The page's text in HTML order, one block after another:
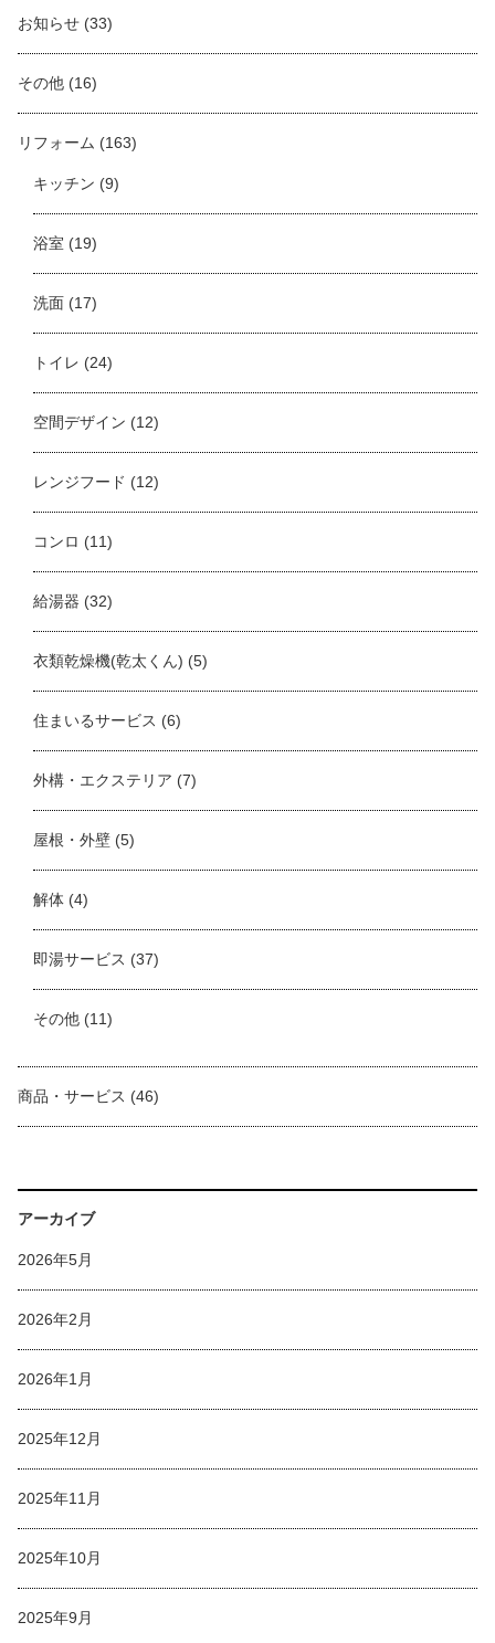
お知らせ (33)
その他 (16)
リフォーム (163)
キッチン (9)
浴室 (19)
洗面 (17)
トイレ (24)
空間デザイン (12)
レンジフード (12)
コンロ (11)
給湯器 (32)
衣類乾燥機(乾太くん) (5)
住まいるサービス (6)
外構・エクステリア (7)
屋根・外壁 (5)
解体 (4)
即湯サービス (37)
その他 (11)
商品・サービス (46)
アーカイブ
2026年5月
2026年2月
2026年1月
2025年12月
2025年11月
2025年10月
2025年9月